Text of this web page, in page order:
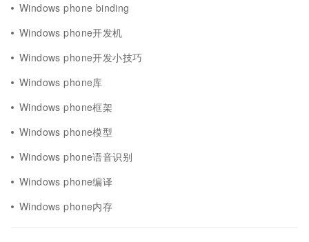
Windows phone binding
Windows phone开发机
Windows phone开发小技巧
Windows phone库
Windows phone框架
Windows phone模型
Windows phone语音识别
Windows phone编译
Windows phone内存